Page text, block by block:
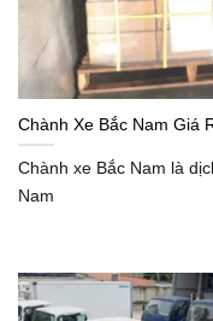
Chành Xe Bắc Nam Giá
Chành xe Bắc Nam là
Nam